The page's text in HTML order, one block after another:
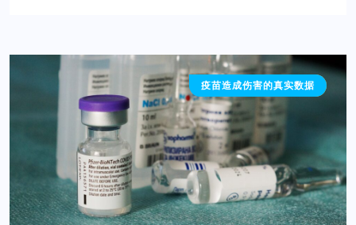
医疗科学家怎么看疫苗
疫苗造成伤害的真实数据